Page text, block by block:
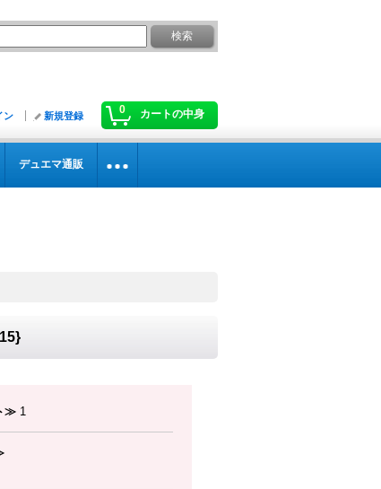
0 カートの中身
ン 新規登録
デュエマ通販
≫ 1